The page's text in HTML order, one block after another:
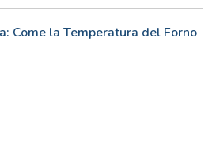
Come la Temperatura del Forno